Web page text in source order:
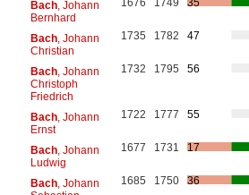
Bach, Johann
Bernhard
1676 1749 35
Bach, Johann
Christian
1735 1782 47
Bach, Johann
Christoph
Friedrich
1732 1795 56
Bach, Johann
Ernst
1722 1777 55
Bach, Johann
Ludwig
1677 1731 17
Bach, Johann
1685 1750 36